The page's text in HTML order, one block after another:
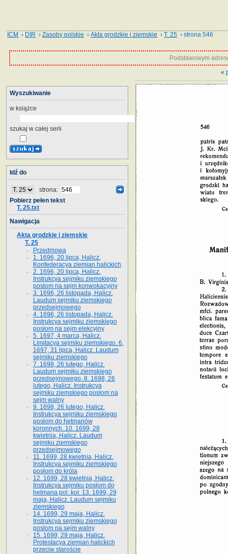
ICM › DIR ›Zasoby polskie ›Akta grodzkie i ziemskie ›T. 25 › strona 546
Podstawowym
«
Wyszukiwanie
w książce
szukaj w całej serii
Idź do
strona:
Pobierz pełen tekst
T. 25.txt
Nawigacja
Akta grodzkie i ziemskie
T. 25
Przedmowa
1. 1696, 20 lipca, Halicz.
Konfederacya ziemian halickich
2. 1696, 20 lipca, Halicz.
Instrukcya sejmiku ziemskiego
posłom na sejm konwokacyjny
3. 1696, 26 listopada, Halicz.
Laudum sejmiku ziemskiego
przedsejmowego
4. 1696, 26 listopada, Halicz.
Instrukcya sejmiku ziemskiego
posłom na sejm elekcyjny
5. 1697, 4 marca, Halicz.
Limitacya sejmiku ziemskiego. 6.
1697, 31 lipca, Halicz. Laudum
sejmiku ziemskiego
7. 1698, 26 lutego, Halicz.
Laudum sejmiku ziemskiego
przedsejmowego. 8. 1698, 26
lutego, Halicz. Instrukcya
sejmiku ziemskiego posłom na
sejm walny
9. 1698, 26 lutego, Halicz.
Instrukcya sejmiku ziemskiego
posłom do hetmanów
koronnych. 10. 1699, 28
kwietnia, Halicz. Laudum
sejmiku ziemskiego
przedsejmowego
11. 1699, 28 kwietnia, Halicz.
Instrukcya sejmiku ziemskiego
posłom do króla
12. 1699, 28 kwietnia, Halicz.
Instrukcya sejmiku posłom do
hetmana pol. kor. 13. 1699, 29
maja, Halicz. Laudum sejmiku
ziemskiego
14. 1699, 29 maja, Halicz.
Instrukcya sejmiku ziemskiego
posłom na sejm walny
15. 1699, 29 maja, Halicz.
Protestacya ziemian halickich
przeciw staroście